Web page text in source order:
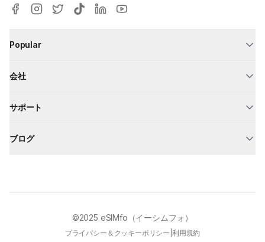
Popular
会社
サポート
ブログ
©2025 eSIMfo（イーシムフォ）
プライバシー＆クッキーポリシー 利用規約